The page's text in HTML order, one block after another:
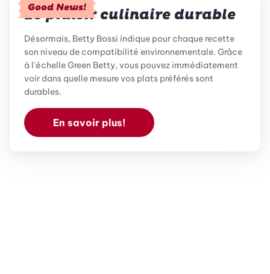
Good News!
Le plaisir culinaire durable
Désormais, Betty Bossi indique pour chaque recette
son niveau de compatibilité environnementale. Grâce
à l'échelle Green Betty, vous pouvez immédiatement
voir dans quelle mesure vos plats préférés sont
durables.
En savoir plus!